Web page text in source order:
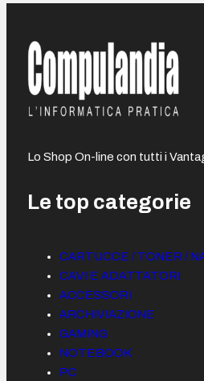
Lo Shop On-line con tutti i
Le top categorie
CARTUCCE / TONER /
CAVI E ADATTATORI
ACCESSORI
ARCHIVIAZIONE
GAMING
NOTEBOOK
PC